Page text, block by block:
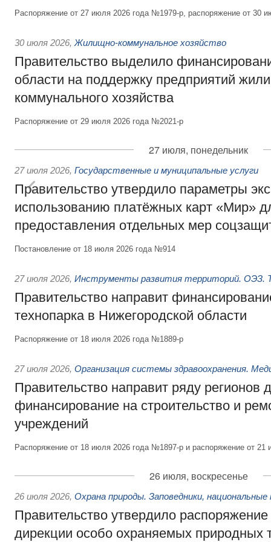
Распоряжение от 27 июля 2026 года №1979-р, распоряжение от 30
30 июля 2026, Жилищно-коммунальное хозяйство
Правительство выделило
области на поддержку предприятий
коммунального хозяйства
Распоряжение от 29 июля 2026 года №2021-р
27 июля, понедельник
27 июля 2026, Государственные и муниципальные услуги
Правительство утвердило параметры
использованию платёжных карт «Мир»
предоставления отдельных мер
Постановление от 18 июля 2026 года №914
27 июля 2026, Инструменты развития территорий. ОЭЗ.
Правительство направит
технопарка в Нижегородской области
Распоряжение от 18 июля 2026 года №1889-р
27 июля 2026, Организация системы здравоохранения.
Правительство направит ряду регионов
финансирование на строительство и
учреждений
Распоряжение от 18 июля 2026 года №1897-р и распоряжение от
26 июля, воскресенье
26 июля 2026, Охрана природы. Заповедники, национальные
Правительство утвердило
дирекции особо охраняемых природных